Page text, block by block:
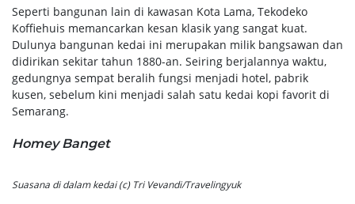
Seperti bangunan lain di kawasan Kota Lama, Tekodeko
Koffiehuis memancarkan kesan klasik yang sangat kuat.
Dulunya bangunan kedai ini merupakan milik bangsawan dan
didirikan sekitar tahun 1880-an. Seiring berjalannya waktu,
gedungnya sempat beralih fungsi menjadi hotel, pabrik
kusen, sebelum kini menjadi salah satu kedai kopi favorit di
Semarang.
Homey Banget
Suasana di dalam kedai (c) Tri Vevandi/Travelingyuk